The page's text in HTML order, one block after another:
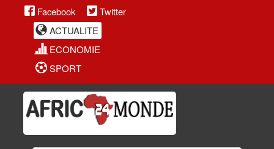
Facebook
Twitter
ACTUALITE
ECONOMIE
SPORT